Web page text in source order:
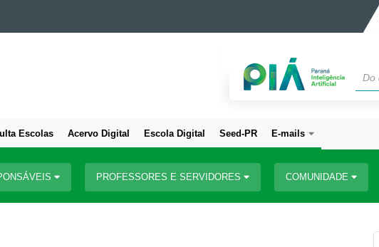
Escolas Acervo Digital Escola Digital Seed-PR E-mails
PROFESSORES E SERVIDORES COMUNIDADE